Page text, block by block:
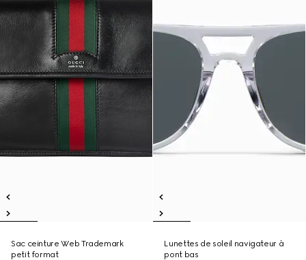
Sac ceinture Web Trademark
petit format
Lunettes de soleil navigateur à
pont bas